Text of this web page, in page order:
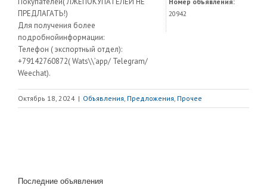
ПРЕДЛАГАТЬ!)
Для получения более
подробнойинформации:
Телефон ( экспортный отдел):
+79142760872( Wats\\’app/ Telegram/
Weechat).
20942
Октябрь 18, 2024 | Объявления, Предложения, Прочее
Последние объявления